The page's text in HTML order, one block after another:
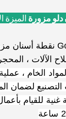
دلو مزورة الميزة
الآلات ،
الخام ،
لضمان